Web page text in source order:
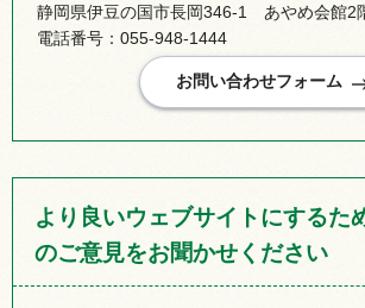
静岡県伊豆の国市長岡346-1 あやめ会館2
電話番号：055-948-1444
より良いウェブサイトにするた
のご意見をお聞かせください